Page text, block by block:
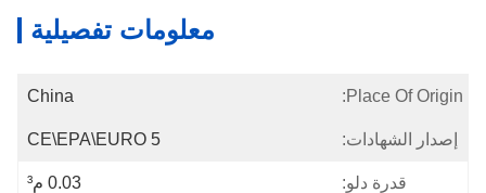
معلومات تفصيلية
Place Of Origin:
China
إصدار الشهادات: CE\EPA\EURO 5
قدرة دلو: 0.03 م³